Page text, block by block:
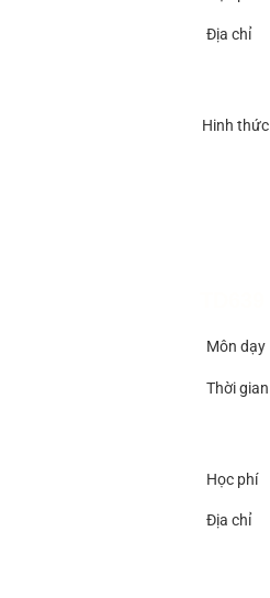
Địa chỉ
Hinh thức
Môn dạy
Thời gian
Học phí
Địa chỉ